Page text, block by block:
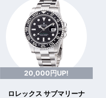
20,000円UP!
ロレックス サブマリーナ